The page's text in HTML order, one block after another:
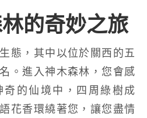
的奇妙之旅
態，其中以位於關西的五
。進入神木森林，您會感
的仙境中，四周綠樹成
花香環繞著您，讓您盡情